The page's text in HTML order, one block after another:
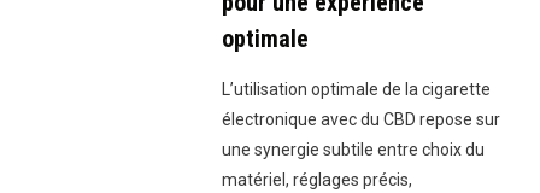
électronique
et
ses
optimale
L’utilisation optimale de la cigarette
électronique avec du CBD repose sur
une synergie subtile entre choix du
matériel, réglages précis,